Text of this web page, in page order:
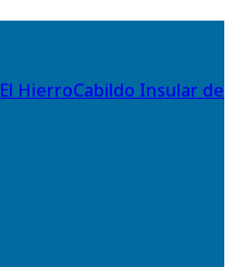
Cabildo Insular de